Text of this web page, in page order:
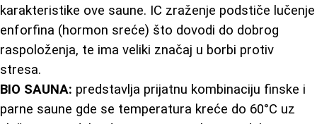
karakteristike ove saune. IC zraženje podstiče lučenje
enforfina (hormon sreće) što dovodi do dobrog
raspoloženja, te ima veliki značaj u borbi protiv
stresa.
BIO SAUNA: predstavlja prijatnu kombinaciju finske i
parne saune gde se temperatura kreće do 60°C uz